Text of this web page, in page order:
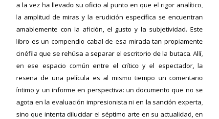
a la vez ha llevado su oficio al punto en que el rigor analítico,
la amplitud de miras y la erudición específica se encuentran
amablemente con la afición, el gusto y la subjetividad. Este
libro es un compendio cabal de esa mirada tan propiamente
cinéfila que se rehúsa a separar el escritorio de la butaca. Allí,
en ese espacio común entre el crítico y el espectador, la
reseña de una película es al mismo tiempo un comentario
íntimo y un informe en perspectiva: un documento que no se
agota en la evaluación impresionista ni en la sanción experta,
sino que intenta dilucidar el séptimo arte en su actualidad, en